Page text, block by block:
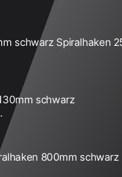
schwarz Spiralhaken
schwarz
800mm schwarz